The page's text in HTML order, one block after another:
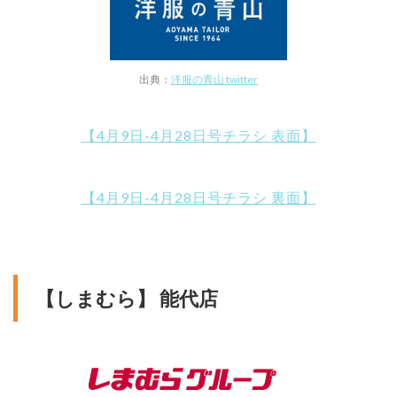
出典： 洋服の青山 twitter
【4月9日-4月28日号チラシ 表面】
【4月9日-4月28日号チラシ 裏面】
【しまむら】 能代店